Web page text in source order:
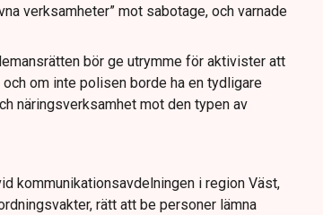
verksamheter” mot sabotage, och varnade
bör ge utrymme för aktivister att
om inte polisen borde ha en tydligare
näringsverksamhet mot den typen av
kommunikationsavdelningen i region Väst,
rätt att be personer lämna